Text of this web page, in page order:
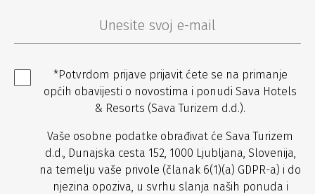
*Potvrdom prijave prijavit ćete se na primanje
općih obavijesti o novostima i ponudi Sava Hotels
& Resorts (Sava Turizem d.d.).
Vaše osobne podatke obrađivat će Sava Turizem
d.d., Dunajska cesta 152, 1000 Ljubljana, Slovenija,
na temelju vaše privole (članak 6(1)(a) GDPR-a) i do
njezina opoziva, u svrhu slanja naših ponuda i